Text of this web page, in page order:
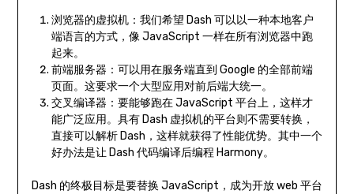
浏览器的虚拟机：我们希望 Dash 可以以一种本地客户
端语言的方式，像 JavaScript 一样在所有浏览器中跑
起来。
前端服务器：可以用在服务端直到 Google 的全部前端
页面。这要求一个大型应用对前后端大统一。
交叉编译器：要能够跑在 JavaScript 平台上，这样才
能广泛应用。具有 Dash 虚拟机的平台则不需要转换，
直接可以解析 Dash，这样就获得了性能优势。其中一个
好办法是让 Dash 代码编译后编程 Harmony。
Dash 的终极目标是要替换 JavaScript，成为开放 web 平台